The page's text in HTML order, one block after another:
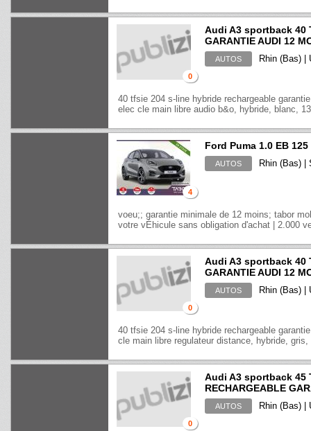
0
Audi A3 sportback 40
GARANTIE AUDI 12
AUTOS Rhin (Bas) |
40 tfsie 204 s-line hybride rechargeable
elec cle main libre audio b&o, hybride, blanc,
4
Ford Puma 1.0 EB
AUTOS Rhin (Bas) |
voeu;; garantie minimale de 12 moins; tabor
votre vÉhicule sans obligation d'achat | 2.000
0
Audi A3 sportback 40
GARANTIE AUDI 12
AUTOS Rhin (Bas) |
40 tfsie 204 s-line hybride rechargeable
cle main libre regulateur distance, hybride,
0
Audi A3 sportback 45
RECHARGEABLE
AUTOS Rhin (Bas) |